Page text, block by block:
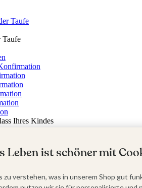
Taufe
Taufe
Ihres Kindes
Leben ist schöner mit
zu verstehen, was in unserem Shop gut